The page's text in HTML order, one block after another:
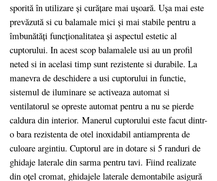
sporită în utilizare şi curăţare mai uşoară. Uşa mai este
prevăzută si cu balamale mici şi mai stabile pentru a
îmbunătăţi funcţionalitatea şi aspectul estetic al
cuptorului. In acest scop balamalele usi au un profil
neted si in acelasi timp sunt rezistente si durabile. La
manevra de deschidere a usi cuptorului in functie,
sistemul de iluminare se activeaza automat si
ventilatorul se opreste automat pentru a nu se pierde
caldura din interior. Manerul cuptorului este facut dintr-
o bara rezistenta de otel inoxidabil antiamprenta de
culoare argintiu. Cuptorul are in dotare si 5 randuri de
ghidaje laterale din sarma pentru tavi. Fiind realizate
din oţel cromat, ghidajele laterale demontabile asigură